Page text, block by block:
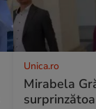
Unica.ro
Mirabela